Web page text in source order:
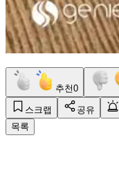
추천0
스크랩 공유
목록